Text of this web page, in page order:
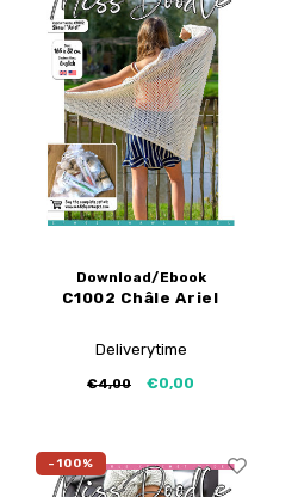
Download/Ebook
C1002 Châle Ariel
Deliverytime
€4,00 €0,00
-100%